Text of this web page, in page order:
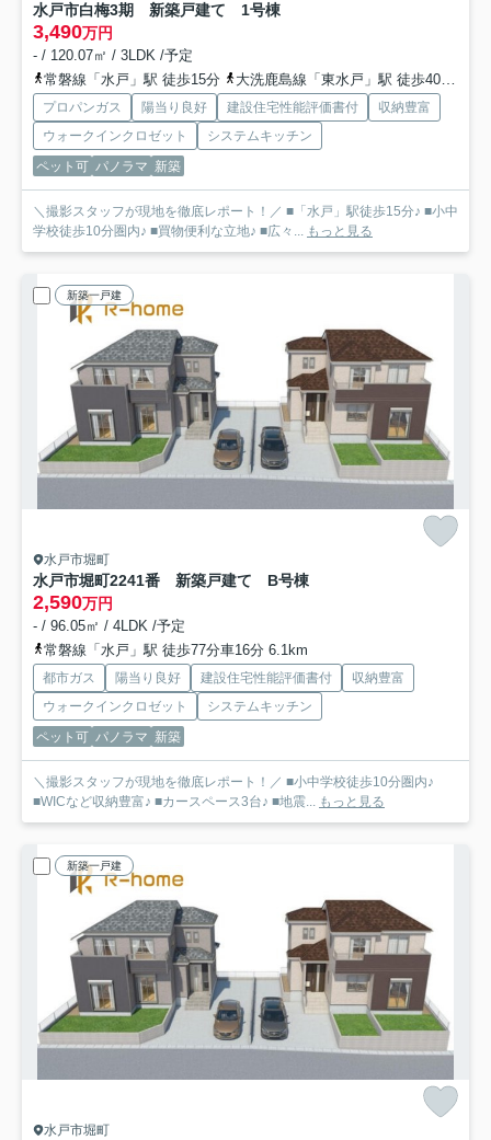
水戸市白梅3期 新築戸建て 1号棟
3,490万円
- / 120.07㎡ / 3LDK /予定
常磐線「水戸」駅 徒歩15分
大洗鹿島線「東水戸」駅 徒歩40分車9分 3.2km
プロパンガス 陽当り良好 建設住宅性能評価書付
収納豊富
ウォークインクロゼット
システムキッチン
ペット可 パノラマ 新築
＼撮影スタッフが現地を徹底レポート！／ ■「水戸」駅徒歩15分♪ ■小中
学校徒歩10分圏内♪ ■買物便利な立地♪ ■広々... もっと見る
新築一戸建
水戸市堀町
水戸市堀町2241番 新築戸建て B号棟
2,590万円
- / 96.05㎡ / 4LDK /予定
常磐線「水戸」駅 徒歩77分車16分 6.1km
都市ガス 陽当り良好 建設住宅性能評価書付
収納豊富
ウォークインクロゼット
システムキッチン
ペット可 パノラマ 新築
＼撮影スタッフが現地を徹底レポート！／ ■小中学校徒歩10分圏内♪
■WICなど収納豊富♪ ■カースペース3台♪ ■地震... もっと見る
新築一戸建
水戸市堀町